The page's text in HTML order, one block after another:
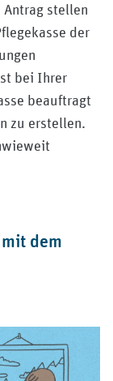
stellen
der
bei Ihrer
beauftragt
zu erstellen.
dem